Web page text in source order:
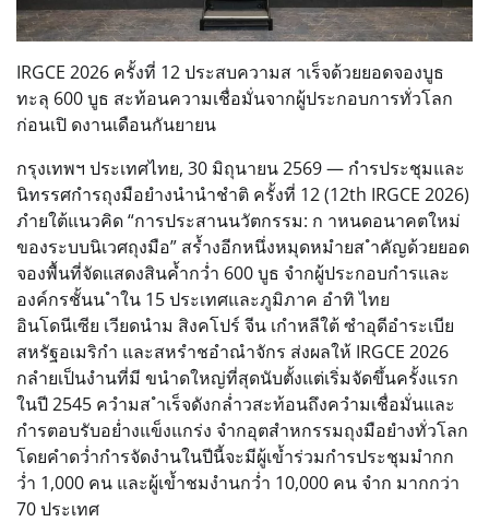
IRGCE 2026 ครั้งที่ 12 ประสบความส าเร็จด้วยยอดจองบูธ
ทะลุ 600 บูธ สะท้อนความเชื่อมั่นจากผู้ประกอบการทั่วโลก
ก่อนเปิ ดงานเดือนกันยายน
กรุงเทพฯ ประเทศไทย, 30 มิถุนายน 2569 — กำรประชุมและ
นิทรรศกำรถุงมือยำงนำนำชำติ ครั้งที่ 12 (12th IRGCE 2026)
ภำยใต้แนวคิด “การประสานนวัตกรรม: ก าหนดอนาคตใหม่
ของระบบนิเวศถุงมือ” สร้ำงอีกหนึ่งหมุดหมำยส ำคัญด้วยยอด
จองพื้นที่จัดแสดงสินค้ำกว่ำ 600 บูธ จำกผู้ประกอบกำรและ
องค์กรชั้นน ำใน 15 ประเทศและภูมิภาค อำทิ ไทย
อินโดนีเซีย เวียดนำม สิงคโปร์ จีน เกำหลีใต้ ซำอุดีอำระเบีย
สหรัฐอเมริกำ และสหรำชอำณำจักร ส่งผลให้ IRGCE 2026
กลำยเป็นงำนที่มี ขนำดใหญ่ที่สุดนับตั้งแต่เริ่มจัดขึ้นครั้งแรก
ในปี 2545 ควำมส ำเร็จดังกล่ำวสะท้อนถึงควำมเชื่อมั่นและ
กำรตอบรับอย่ำงแข็งแกร่ง จำกอุตสำหกรรมถุงมือยำงทั่วโลก
โดยคำดว่ำกำรจัดงำนในปีนี้จะมีผู้เข้ำร่วมกำรประชุมมำกก
ว่ำ 1,000 คน และผู้เข้ำชมงำนกว่ำ 10,000 คน จำก มากกว่า
70 ประเทศ